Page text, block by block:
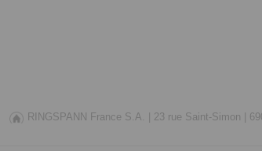
RINGSPANN France S.A. | 23 rue Saint-Simon |